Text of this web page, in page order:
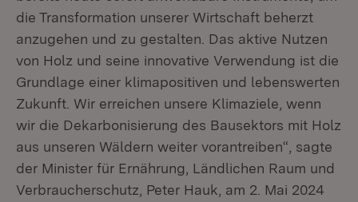
die Transformation unserer Wirtschaft beherzt
anzugehen und zu gestalten. Das aktive Nutzen
von Holz und seine innovative Verwendung ist die
Grundlage einer klimapositiven und lebenswerten
Zukunft. Wir erreichen unsere Klimaziele, wenn
wir die Dekarbonisierung des Bausektors mit Holz
aus unseren Wäldern weiter vorantreiben“, sagte
der Minister für Ernährung, Ländlichen Raum und
Verbraucherschutz, Peter Hauk, am 2. Mai 2024